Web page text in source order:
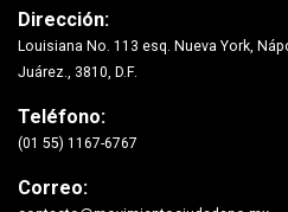
Dirección:
Louisiana No. 113 esq. Nueva York,
Juárez., 3810, D.F.
Teléfono:
(01 55) 1167-6767
Correo: